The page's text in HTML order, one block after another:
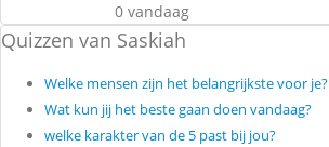
0 vandaag
Quizzen van Saskiah
Welke mensen zijn het belangrijkste voor je?
Wat kun jij het beste gaan doen vandaag?
welke karakter van de 5 past bij jou?